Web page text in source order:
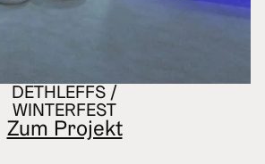
DETHLEFFS /
WINTERFEST
Zum Projekt